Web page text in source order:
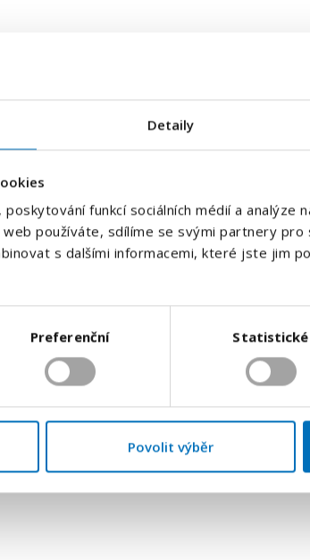
Detaily
funkcí sociálních médií a analýze
používáte, sdílíme se svými partnery pro
s dalšími informacemi, které jste jim
Preferenční Statistické
Povolit výběr
Kariérní růst
Základní
+420
Odesláním souhlasíte sezpracováním osobních
Odeslat